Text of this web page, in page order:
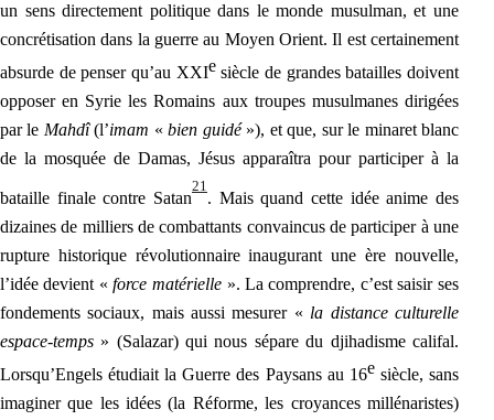
un sens directement politique dans le monde musulman, et une
concrétisation dans la guerre au Moyen Orient. Il est certainement
absurde de penser qu’au XXIesiècle de grandes batailles doivent
opposer en Syrie les Romains aux troupes musulmanes dirigées
par le Mahdî(l’imam « bien guidé »), et que, sur le minaret blanc
de la mosquée de Damas, Jésus apparaîtra pour participer à la
bataille finale contre Satan
21
. Mais quand cette idée anime des
dizaines de milliers de combattants convaincus de participer à une
rupture historique révolutionnaire inaugurant une ère nouvelle,
l’idée devient « force matérielle ». La comprendre, c’est saisir ses
fondements sociaux, mais aussi mesurer « la distance culturelle
espace-temps » (Salazar) qui nous sépare du djihadisme califal.
Lorsqu’Engels étudiait la Guerre des Paysans au 16esiècle, sans
imaginer que les idées (la Réforme, les croyances millénaristes)